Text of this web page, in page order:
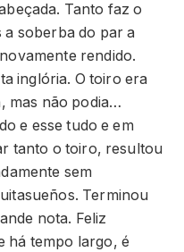
Tanto faz o
soberba do par a
rendido.
inglória. O toiro era
mas não podia…
e esse tudo e em
tanto o toiro, resultou
sem
Terminou
nota. Feliz
há tempo largo, é